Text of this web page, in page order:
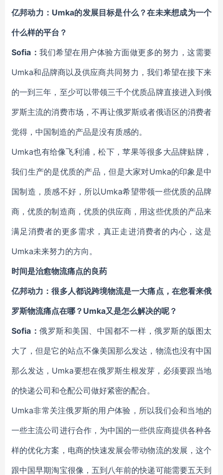
亿邦动力：Umka的发展目标是什么？在未来想成为一个
什么样的平台？
Sofia： 我们希望在用户体验方面做更多的努力，这需要
Umka和品牌商以及供应商共同努力，我们希望在接下来
的一到三年，至少可以带领三千个优质品牌直接进入到俄
罗斯主流的消费市场，不再让俄罗斯或者俄语区的消费者
觉得，中国制造的产品是没有质感的。
Umka也有给像飞利浦，松下，苹果等很多大品牌贴牌，
我们生产的是优质的产品，但是大家对Umka的印象是中
国制造，质感不好，所以Umka希望带领一些优质的品牌
商，优质的制造商，优质的供应商，用这些优质的产品来
满足消费者的更多需求，真正走进消费者的内心，这是
Umka未来努力的方向。
时间是治愈物流痛点的良药
亿邦动力：很多人都说跨境物流是一大痛点，在您看来俄
罗斯物流痛点在哪？Umka又是怎么解决的呢？
Sofia： 俄罗斯和美国、中国都不一样，俄罗斯的版图太
大了，但是它的站点不像美国那么发达，物流也没有中国
那么发达，Umka要想在俄罗斯生根发芽，必须要跟当地
的快递公司和仓配公司做好紧密的配合。
Umka非常关注俄罗斯的用户体验，所以我们会和当地的
一些主流公司进行合作，为中国的一些供应商提供各种各
样的优化方案，电商的快速发展会带动物流的发展，这个
跟中国早期淘宝很像，五到八年前的快递可能需要五天到